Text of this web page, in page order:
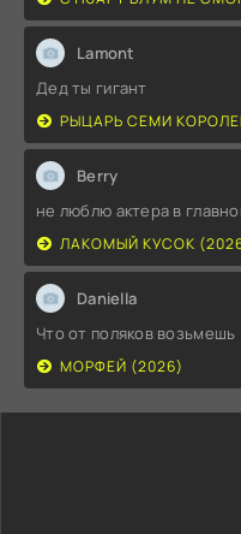
Lamont
Дед ты гигант
РЫЦАРЬ СЕМИ
Berry
не люблю актера в
ЛАКОМЫЙ КУСОК
Daniella
Что от поляков возьмешь
МОРФЕЙ (2026)